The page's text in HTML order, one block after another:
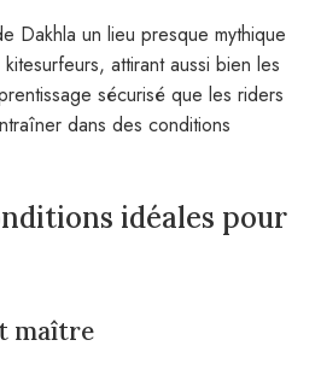
Dakhla un lieu presque mythique
attirant aussi bien les
sécurisé que les riders
dans des conditions
idéales pour
maître